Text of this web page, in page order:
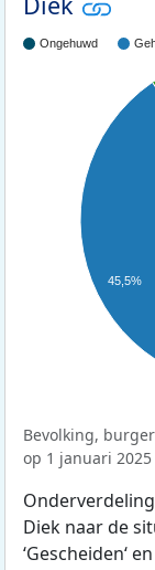
Ongehuwd
45,5%
Bevolking,
op 1 januari
Diek naar de
‘Gescheiden‘